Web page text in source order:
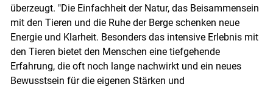
überzeugt. "Die Einfachheit der Natur, das Beisammensein
mit den Tieren und die Ruhe der Berge schenken neue
Energie und Klarheit. Besonders das intensive Erlebnis mit
den Tieren bietet den Menschen eine tiefgehende
Erfahrung, die oft noch lange nachwirkt und ein neues
Bewusstsein für die eigenen Stärken und